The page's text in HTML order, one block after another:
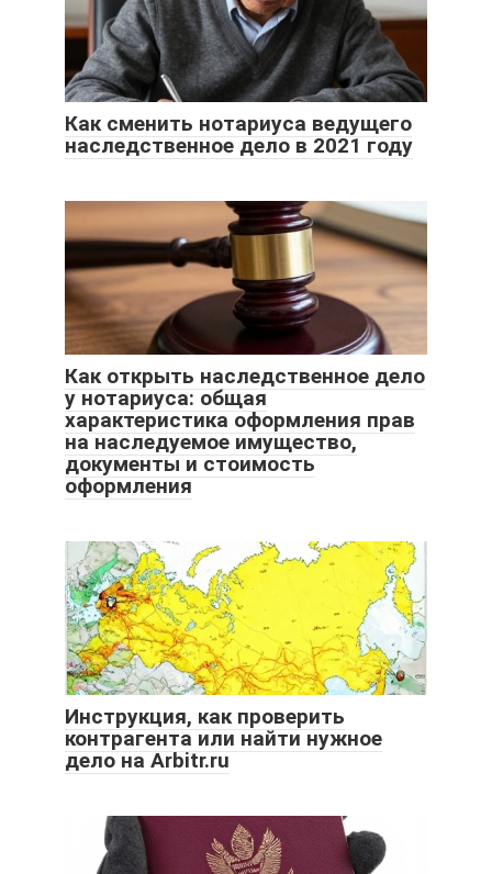
Как сменить нотариуса ведущего
наследственное дело в 2021 году
Как открыть наследственное дело
у нотариуса: общая
характеристика оформления прав
на наследуемое имущество,
документы и стоимость
оформления
Инструкция, как проверить
контрагента или найти нужное
дело на Arbitr.ru